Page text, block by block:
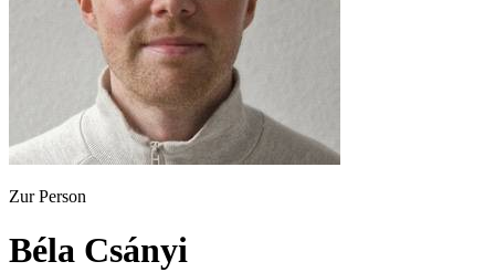
Zur Person
Béla Csányi